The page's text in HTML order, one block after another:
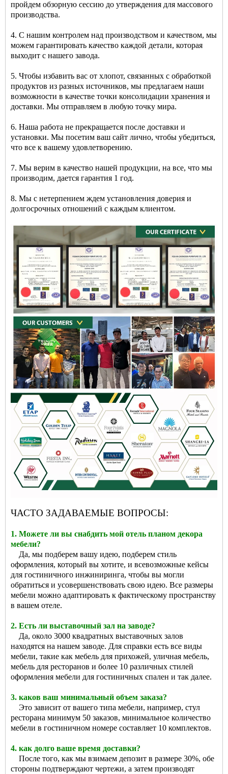
пройдем обзорную сессию до утверждения для массового
производства.
4. С нашим контролем над производством и качеством, мы
можем гарантировать качество каждой детали, которая
выходит с нашего завода.
5. Чтобы избавить вас от хлопот, связанных с обработкой
продуктов из разных источников, мы предлагаем наши
возможности в качестве точки консолидации хранения и
доставки. Мы отправляем в любую точку мира.
6. Наша работа не прекращается после доставки и
установки. Мы посетим ваш сайт лично, чтобы убедиться,
что все к вашему удовлетворению.
7. Мы верим в качество нашей продукции, на все, что мы
производим, дается гарантия 1 год.
8. Мы с нетерпением ждем установления доверия и
долгосрочных отношений с каждым клиентом.
ЧАСТО ЗАДАВАЕМЫЕ ВОПРОСЫ:
1. Можете ли вы снабдить мой отель планом декора
мебели?
Да, мы подберем вашу идею, подберем стиль
оформления, который вы хотите, и всевозможные кейсы
для гостиничного инжиниринга, чтобы вы могли
обратиться и усовершенствовать свою идею. Все размеры
мебели можно адаптировать к фактическому пространству
в вашем отеле.
2. Есть ли выставочный зал на заводе?
Да, около 3000 квадратных выставочных залов
находятся на нашем заводе. Для справки есть все виды
мебели, такие как мебель для прихожей, уличная мебель,
мебель для ресторанов и более 10 различных стилей
оформления мебели для гостиничных спален и так далее.
3. каков ваш минимальный объем заказа?
Это зависит от вашего типа мебели, например, стул
ресторана минимум 50 заказов, минимальное количество
мебели в гостиничном номере составляет 10 комплектов.
4. как долго ваше время доставки?
После того, как мы взимаем депозит в размере 30%, обе
стороны подтверждают чертежи, а затем производят